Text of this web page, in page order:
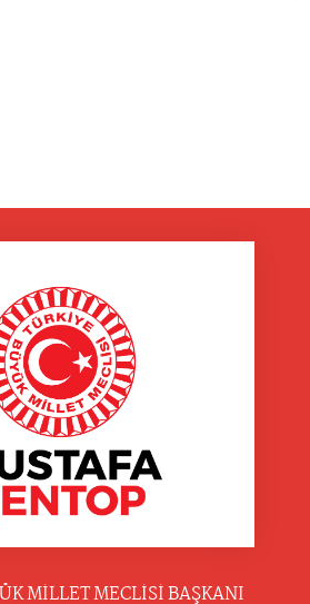
MİLLET MECLİSİ BAŞKANI